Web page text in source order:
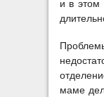
и в этом
маме